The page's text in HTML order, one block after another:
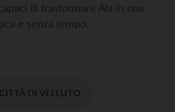
di trasformare Ala in una
e senza tempo.
DI VELLUTO